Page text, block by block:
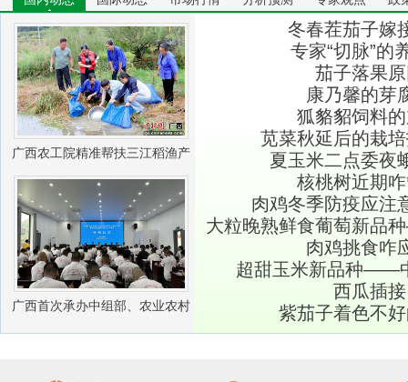
广西农工院精准帮扶三江稻渔产
业振兴
广西首次承办中组部、农业农村
部农村实用人才 带头人培训兽医
冬春茬茄子嫁
专家“切脉”的
茄子落果
康乃馨的芽
狐貉貂饲料
苋菜秋延后的栽
夏玉米二点委夜
核桃树近期
肉鸡冬季防疫应注
大粒晚熟鲜食葡萄新品
肉鸡挑食咋
超甜玉米新品种——
西瓜插接
紫茄子着色不